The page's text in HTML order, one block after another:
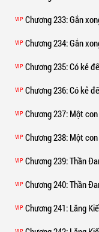
VIP Chương 233: Gắn
VIP Chương 234: Gắn
VIP Chương 235: Có kẻ
VIP Chương 236: Có kẻ
VIP Chương 237: Một con
VIP Chương 238: Một con
VIP Chương 239: Thần
VIP Chương 240: Thần
VIP Chương 241: Lăng